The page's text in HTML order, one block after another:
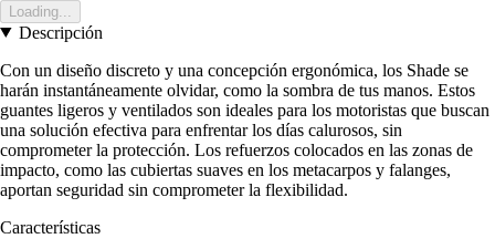
Loading...
Descripción
Con un diseño discreto y una concepción ergonómica, los Shade se
harán instantáneamente olvidar, como la sombra de tus manos. Estos
guantes ligeros y ventilados son ideales para los motoristas que buscan
una solución efectiva para enfrentar los días calurosos, sin
comprometer la protección. Los refuerzos colocados en las zonas de
impacto, como las cubiertas suaves en los metacarpos y falanges,
aportan seguridad sin comprometer la flexibilidad.
Características